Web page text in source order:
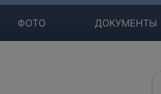
ФОТО ДОКУМЕНТЫ